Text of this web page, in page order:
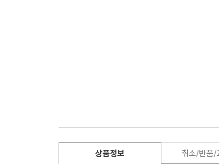
상품정보 취소/반품/